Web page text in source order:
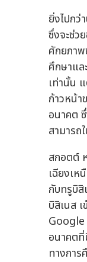
ยิ่งไปกว่
ซึ่งจะช่ว
ศักยภาพ
ศึกษาแล
เท่านั้น
ก้าวหน้
อนาคต
สามารถ
สกอตต์
เฉียงเห
กับทรูบิสิ
บิสิเนส
Google
อนาคต
ทางการ